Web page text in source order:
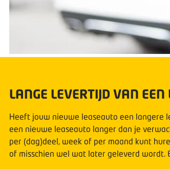
LANGE LEVERTIJD VAN
Heeft jouw nieuwe leaseauto een langere
een nieuwe leaseauto langer dan je
per (dag)deel, week of per maand kunt
of misschien wel wat later geleverd wordt.